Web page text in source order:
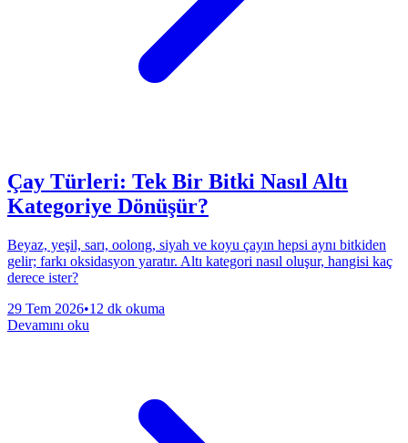
Çay Türleri: Tek Bir Bitki Nasıl Altı
Kategoriye Dönüşür?
Beyaz, yeşil, sarı, oolong, siyah ve koyu çayın hepsi aynı bitkiden
gelir; farkı oksidasyon yaratır. Altı kategori nasıl oluşur, hangisi kaç
derece ister?
29 Tem 2026•12 dk okuma
Devamını oku